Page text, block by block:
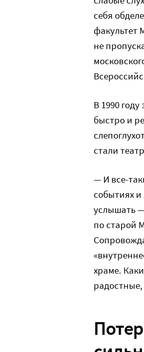
себя
факультет
не
В 1990
быстро и
стали
— И все-
событиях
услышать
по старой
храме.